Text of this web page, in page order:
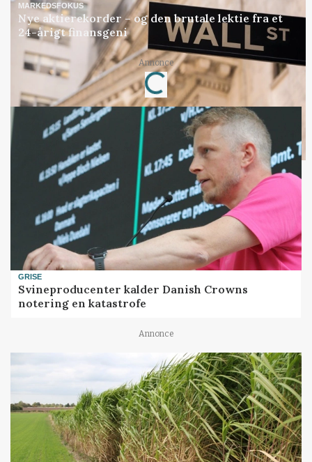
MARKEDSFOKUS
Nye aktierekorder – og den brutale lektie fra et
24-årigt finansgeni
Annonce
Loading...
GRISE
Svineproducenter kalder Danish Crowns
notering en katastrofe
Annonce